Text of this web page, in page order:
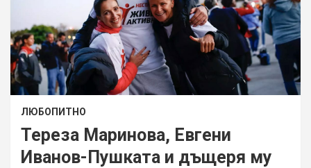
ЛЮБОПИТНО
Тереза Маринова, Евгени
Иванов-Пушката и дъщеря му